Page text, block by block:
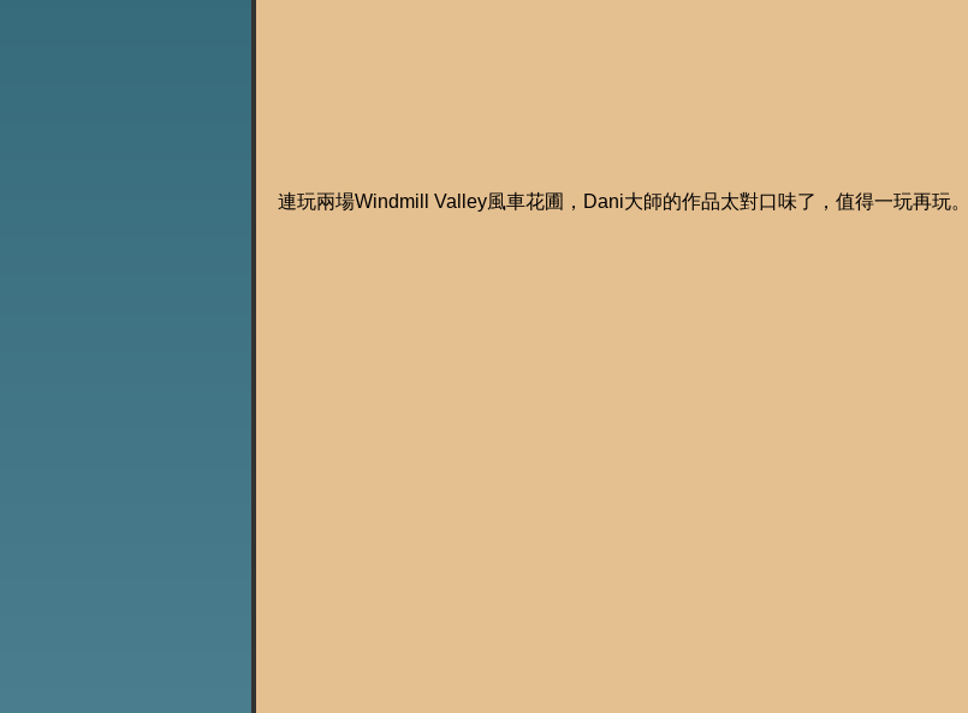
連玩兩場Windmill Valley風車花圃，Dani大師的作品太對口味了，值得一玩再玩。